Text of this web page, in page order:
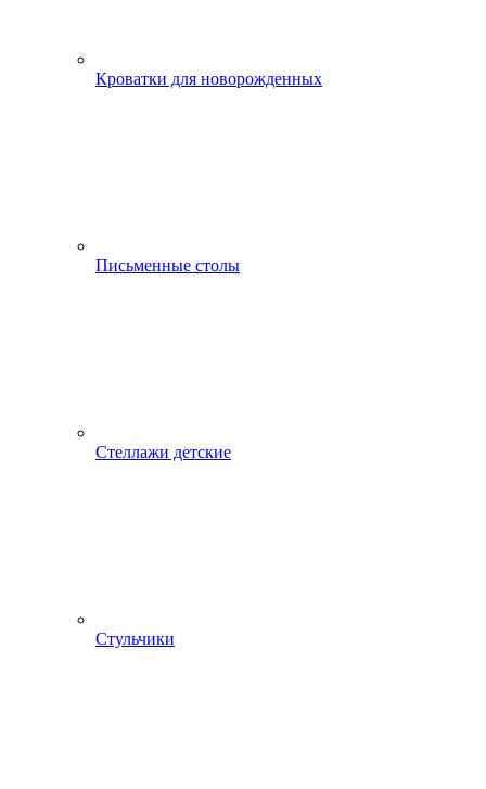
Кроватки для новорожденных
Письменные столы
Стеллажи детские
Стульчики